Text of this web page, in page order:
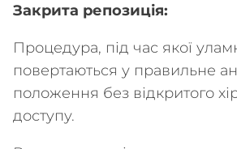
Закрита репозиція:
Процедура, під час якої
повертаються у правильне
положення без відкритого
доступу.